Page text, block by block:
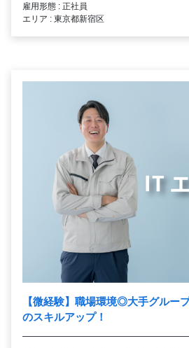
雇用形態 : 正社員
エリア : 東京都新宿区
【微経験】職場環境◎大手グルー
のスキルアップ！